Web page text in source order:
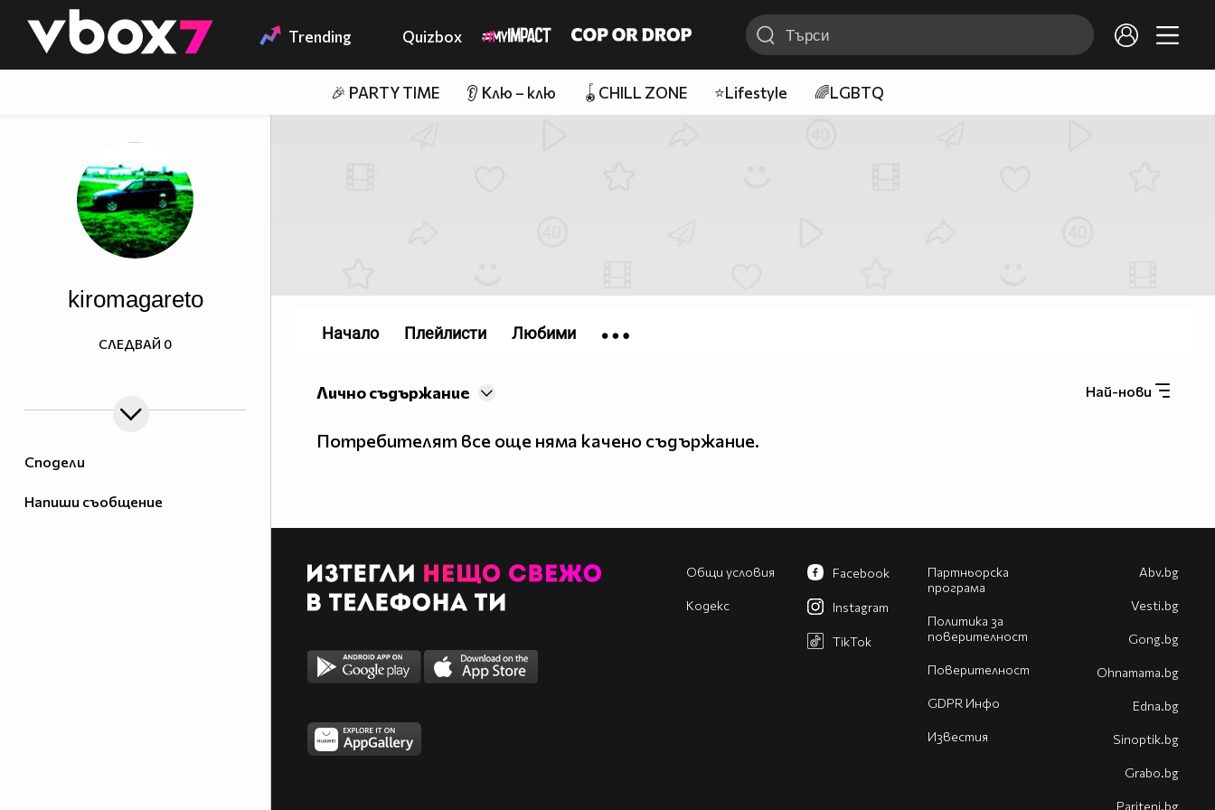
👾 Trending Quizbox
🎉 PARTY TIME 👂 Клю – клю 🪀CHILL ZONE ⭐Lifestyle 🌈LGBTQ
Сподели
Напиши съобщение
kiromagareto
СЛЕДВАЙ 0
Най-нови
Лично съдържание
Потребителят все още няма качено съдържание.
Начало Плейлисти Любими
Общи условия
Кодекс
Партньорска
програма
Политика за
поверителност
Поверителност
GDPR Инфо
Известия
Facebook
Instagram
TikTok
Abv.bg
Vesti.bg
Gong.bg
Оhnamama.bg
Edna.bg
Sinoptik.bg
Grabo.bg
Pariteni.bg